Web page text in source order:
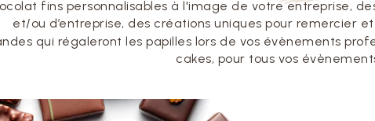
fins personnalisables à l'image de votre entreprise,
et/ou d’entreprise, des créations uniques pour remercier et
qui régaleront les papilles lors de vos évènements
cakes, pour tous vos